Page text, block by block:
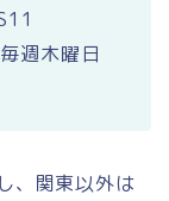
週木曜日
、関東以外は